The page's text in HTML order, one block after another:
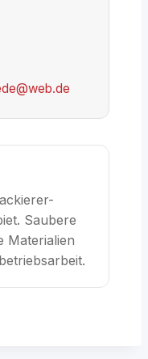
Saubere
Materialien